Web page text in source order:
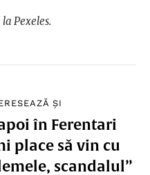
Pexeles.
ȘI
în Ferentari
place să vin cu
scandalul”